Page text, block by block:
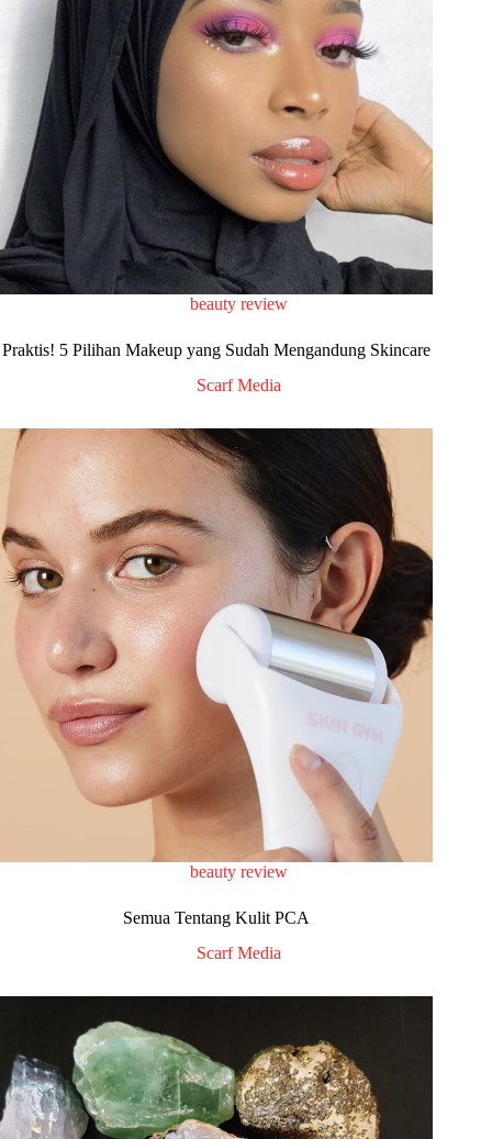
beauty review
Praktis! 5 Pilihan Makeup yang Sudah Mengandung Skincare
Scarf Media
beauty review
Semua Tentang Kulit PCA
Scarf Media